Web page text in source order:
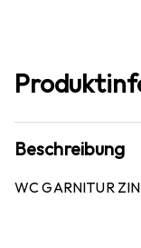
Beschreibung
WC GARNITUR